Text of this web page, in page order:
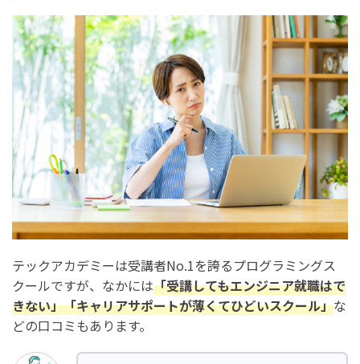
テックアカデミーで就職したい人におすすめのコース
おすすめコース1. PHP/Laravelコース
おすすめコース2. Webアプリケーションコース
おすすめコース3. Webエンジニア転職保証コース
まとめ：テックアカデミーは就職できないって本当？
【就職失敗しないコツも解説】
テックアカデミーは受講者No.1を誇るプログラミングス
クールですが、なかには「受講してもエンジニア就職はで
きない」「キャリアサポートが薄くてひどいスクール」な
どの口コミもあります。